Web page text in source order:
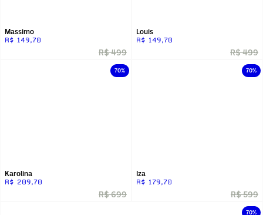
Massimo
R$ 149,70
R$ 499
Louis
R$ 149,70
R$ 499
70%
Karolina
R$ 209,70
R$ 699
70%
70%
Iza
R$ 179,70
R$ 599